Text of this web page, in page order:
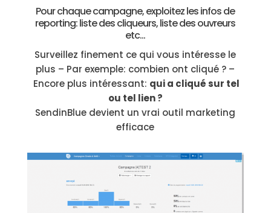
Pour chaque campagne, exploitez les infos de
reporting: liste des cliqueurs, liste des ouvreurs
etc…
Surveillez finement ce qui vous intéresse le
plus – Par exemple: combien ont cliqué ? –
Encore plus intéressant: qui a cliqué sur tel
ou tel lien ?
SendinBlue devient un vrai outil marketing
efficace